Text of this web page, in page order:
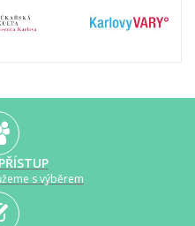
s výběrem